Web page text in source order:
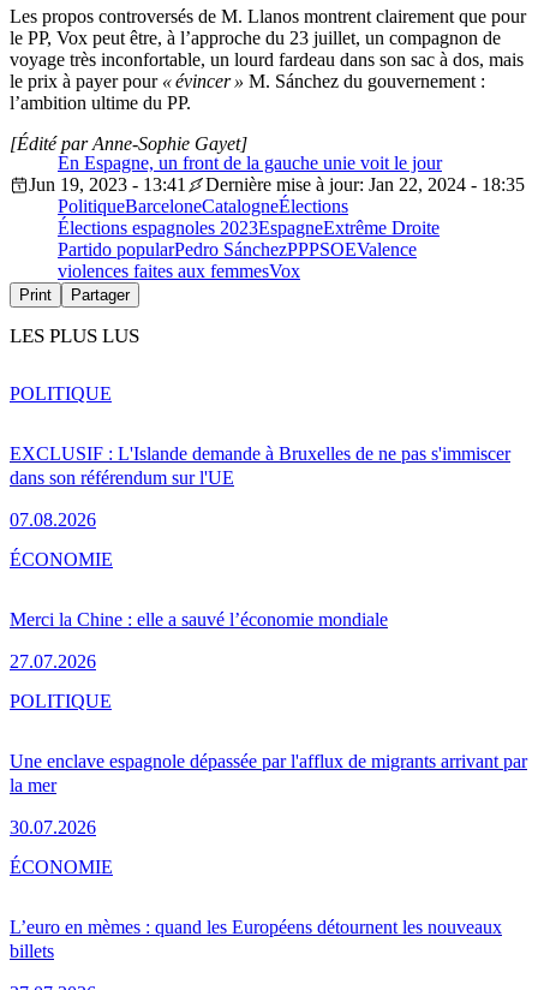
Les propos controversés de M. Llanos montrent clairement que pour
le PP, Vox peut être, à l’approche du 23 juillet, un compagnon de
voyage très inconfortable, un lourd fardeau dans son sac à dos, mais
le prix à payer pour « évincer » M. Sánchez du gouvernement :
l’ambition ultime du PP.
En Espagne, un front de la gauche unie voit le jour
[Édité par Anne-Sophie Gayet]
Jun 19, 2023 - 13:41
Dernière mise à jour: Jan 22, 2024 - 18:35
PolitiqueBarceloneCatalogneÉlections
Élections espagnoles 2023EspagneExtrême Droite
Partido popularPedro SánchezPPPSOEValence
violences faites aux femmesVox
Print Partager
LES PLUS LUS
EXCLUSIF : L'Islande demande à Bruxelles de ne pas s'immiscer
dans son référendum sur l'UE
07.08.2026
POLITIQUE
Merci la Chine : elle a sauvé l’économie mondiale
27.07.2026
ÉCONOMIE
Une enclave espagnole dépassée par l'afflux de migrants arrivant par
la mer
30.07.2026
POLITIQUE
L’euro en mèmes : quand les Européens détournent les nouveaux
billets
ÉCONOMIE